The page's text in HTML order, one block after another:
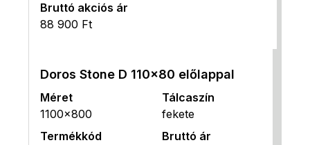
Bruttó akciós ár
88 900 Ft
Doros Stone D 110x80 előlappal
Méret
1100x800
Tálcaszín
fekete
Termékkód
Bruttó ár